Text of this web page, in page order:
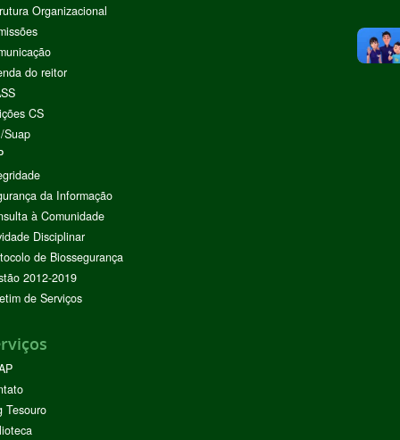
Organizacional
do reitor
CS
Suap
da Informação
à Comunidade
Disciplinar
de Biossegurança
2012-2019
de Serviços
Tesouro